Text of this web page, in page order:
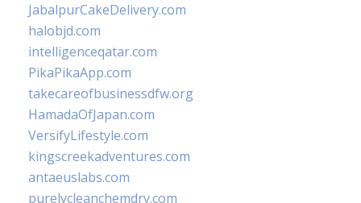
JabalpurCakeDelivery.com
halobjd.com
intelligenceqatar.com
PikaPikaApp.com
takecareofbusinessdfw.org
HamadaOfJapan.com
VersifyLifestyle.com
kingscreekadventures.com
antaeuslabs.com
purelycleanchemdry.com